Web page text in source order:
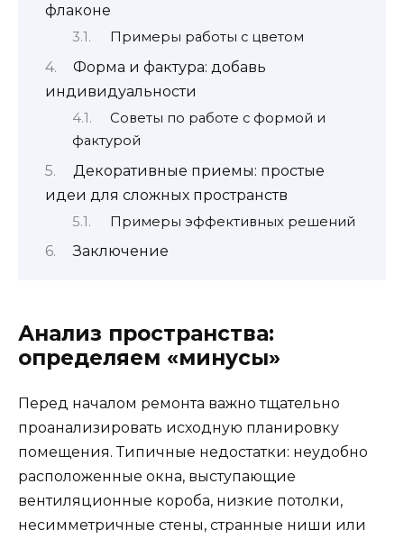
флаконе
Примеры работы с цветом
Форма и фактура: добавь
индивидуальности
Советы по работе с формой и
фактурой
Декоративные приемы: простые
идеи для сложных пространств
Примеры эффективных решений
Заключение
Анализ пространства:
определяем «минусы»
Перед началом ремонта важно тщательно
проанализировать исходную планировку
помещения. Типичные недостатки: неудобно
расположенные окна, выступающие
вентиляционные короба, низкие потолки,
несимметричные стены, странные ниши или